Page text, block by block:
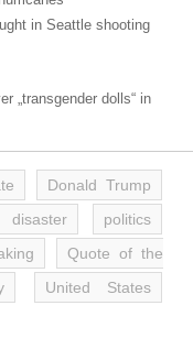
in Seattle shooting
„transgender dolls“ in
Donald Trump
disaster
politics
Quote of the
United States